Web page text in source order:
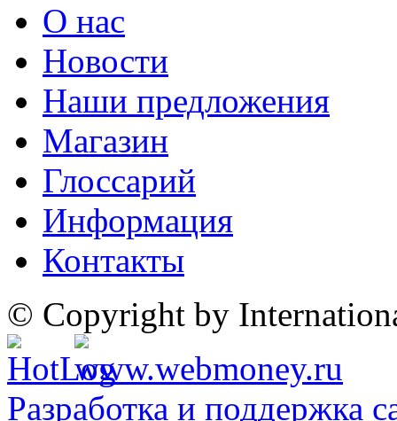
О нас
Новости
Наши предложения
Магазин
Глоссарий
Информация
Контакты
© Copyright by
Разработка и поддержка